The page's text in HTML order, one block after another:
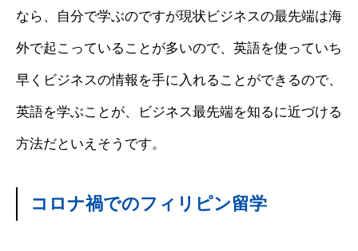
なら、自分で学ぶのですが現状ビジネスの最先端は海
外で起こっていることが多いので、英語を使っていち
早くビジネスの情報を手に入れることができるので、
英語を学ぶことが、ビジネス最先端を知るに近づける
方法だといえそうです。
コロナ禍でのフィリピン留学